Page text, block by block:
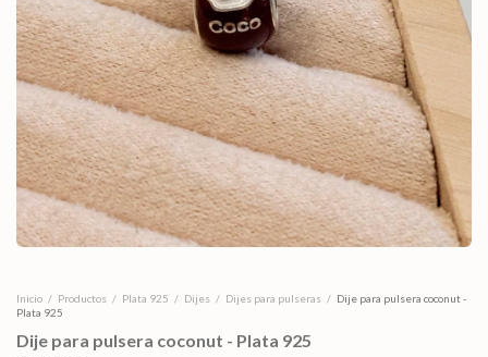
Inicio / Productos / Plata 925 / Dijes / Dijes para pulseras / Dije para pulsera coconut -
Plata 925
Dije para pulsera coconut - Plata 925